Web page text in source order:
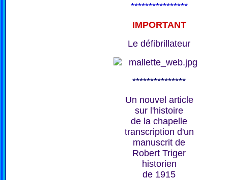
****************
IMPORTANT
Le défibrillateur
***************
Un nouvel article
sur l'histoire
de la chapelle
transcription d'un
manuscrit de
Robert Triger
historien
de 1915